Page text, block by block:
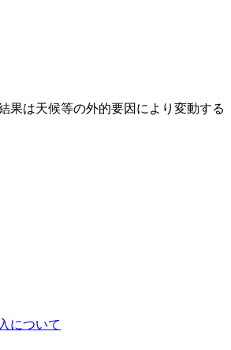
果は天候等の外的要因により変動する
について